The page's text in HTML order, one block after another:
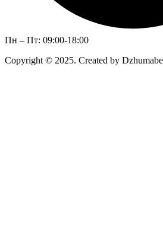
Пн – Пт: 09:00-18:00
Copyright © 2025. Created by